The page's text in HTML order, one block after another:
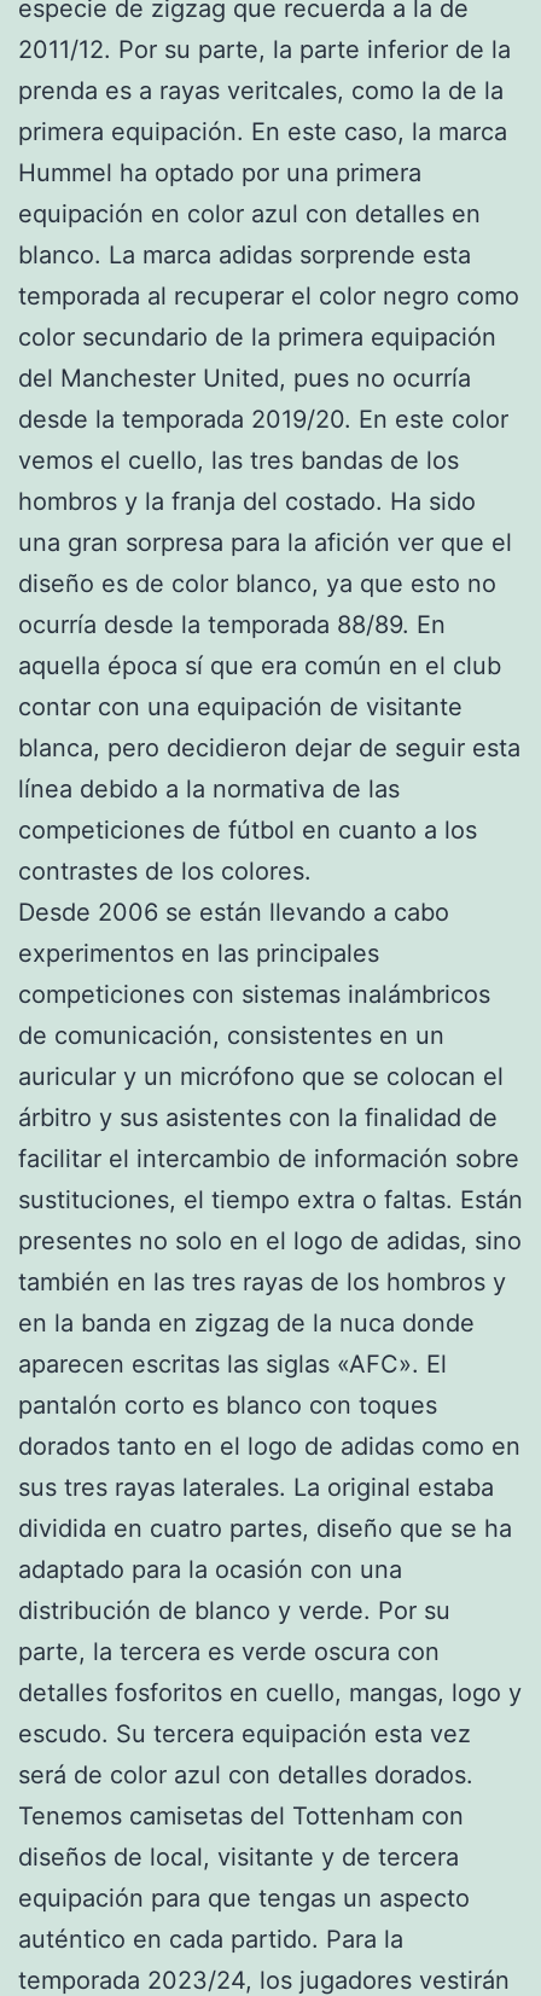
especie de zigzag que recuerda a la de
2011/12. Por su parte, la parte inferior de la
prenda es a rayas veritcales, como la de la
primera equipación. En este caso, la marca
Hummel ha optado por una primera
equipación en color azul con detalles en
blanco. La marca adidas sorprende esta
temporada al recuperar el color negro como
color secundario de la primera equipación
del Manchester United, pues no ocurría
desde la temporada 2019/20. En este color
vemos el cuello, las tres bandas de los
hombros y la franja del costado. Ha sido
una gran sorpresa para la afición ver que el
diseño es de color blanco, ya que esto no
ocurría desde la temporada 88/89. En
aquella época sí que era común en el club
contar con una equipación de visitante
blanca, pero decidieron dejar de seguir esta
línea debido a la normativa de las
competiciones de fútbol en cuanto a los
contrastes de los colores.
Desde 2006 se están llevando a cabo
experimentos en las principales
competiciones con sistemas inalámbricos
de comunicación, consistentes en un
auricular y un micrófono que se colocan el
árbitro y sus asistentes con la finalidad de
facilitar el intercambio de información sobre
sustituciones, el tiempo extra o faltas. Están
presentes no solo en el logo de adidas, sino
también en las tres rayas de los hombros y
en la banda en zigzag de la nuca donde
aparecen escritas las siglas «AFC». El
pantalón corto es blanco con toques
dorados tanto en el logo de adidas como en
sus tres rayas laterales. La original estaba
dividida en cuatro partes, diseño que se ha
adaptado para la ocasión con una
distribución de blanco y verde. Por su
parte, la tercera es verde oscura con
detalles fosforitos en cuello, mangas, logo y
escudo. Su tercera equipación esta vez
será de color azul con detalles dorados.
Tenemos camisetas del Tottenham con
diseños de local, visitante y de tercera
equipación para que tengas un aspecto
auténtico en cada partido. Para la
temporada 2023/24, los jugadores vestirán